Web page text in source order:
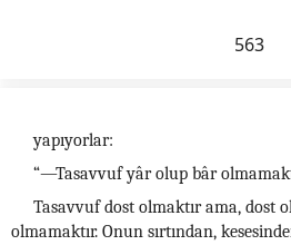
563
yapıyorlar:
“—Tasavvuf yâr olup bâr
Tasavvuf dost olmaktır ama, dost
olmamaktır. Onun sırtından,